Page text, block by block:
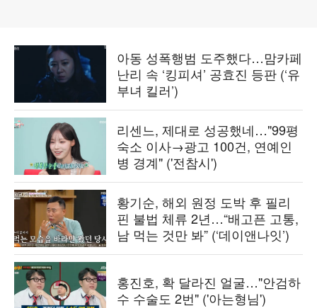
아동 성폭행범 도주했다…맘카페
난리 속 ‘킹피셔’ 공효진 등판 (‘유
부녀 킬러’)
리센느, 제대로 성공했네…"99평
숙소 이사→광고 100건, 연예인
병 경계" ('전참시')
황기순, 해외 원정 도박 후 필리
핀 불법 체류 2년…“배고픈 고통,
남 먹는 것만 봐” (‘데이앤나잇’)
홍진호, 확 달라진 얼굴…"안검하
수 수술도 2번" ('아는형님')